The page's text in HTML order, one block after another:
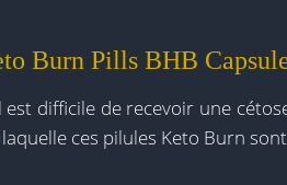
Burn Pills BHB
difficile de recevoir une
ces pilules Keto Burn